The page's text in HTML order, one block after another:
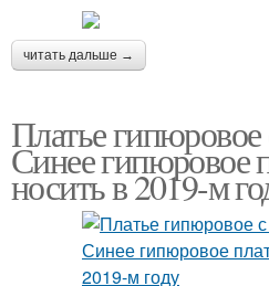
читать дальше →
Платье
Синее гипюровое
носить в 2019-м